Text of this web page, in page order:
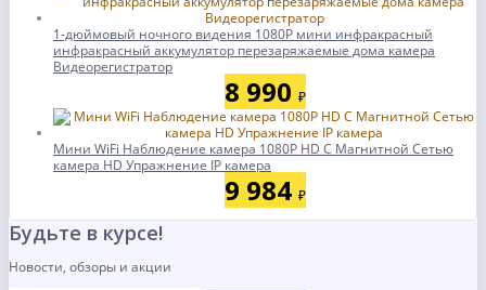
1-дюймовый ночного видения 1080P мини инфракрасный
инфракрасный аккумулятор перезаряжаемые дома камера
Видеорегистратор
8 990 ₽
Мини WiFi Наблюдение камера 1080P HD С Магнитной Сетью
камера HD Упражнение IP камера
9 984 ₽
Будьте в курсе!
Новости, обзоры и акции